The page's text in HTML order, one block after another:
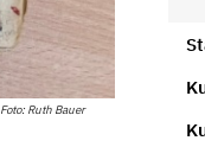
Ruth Bauer